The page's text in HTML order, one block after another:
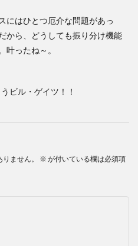
にはひとつ厄介な問題があっ
から、どうしても振り分け機能
叶ったね～。
ビル・ゲイツ！！
ません。 ※ が付いている欄は必須項